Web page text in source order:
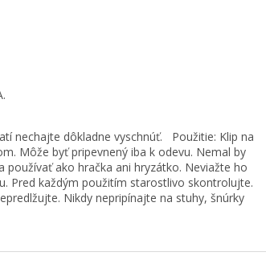
nechajte dôkladne vyschnúť. Použitie: Klip na
Môže byť pripevnený iba k odevu. Nemal by
ako hračka ani hryzátko. Neviažte ho
Pred každým použitím starostlivo skontrolujte.
Nikdy nepripínajte na stuhy, šnúrky